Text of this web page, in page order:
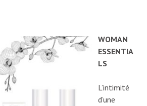
WOMAN
ESSENTIA
LS
L’intimité
d’une